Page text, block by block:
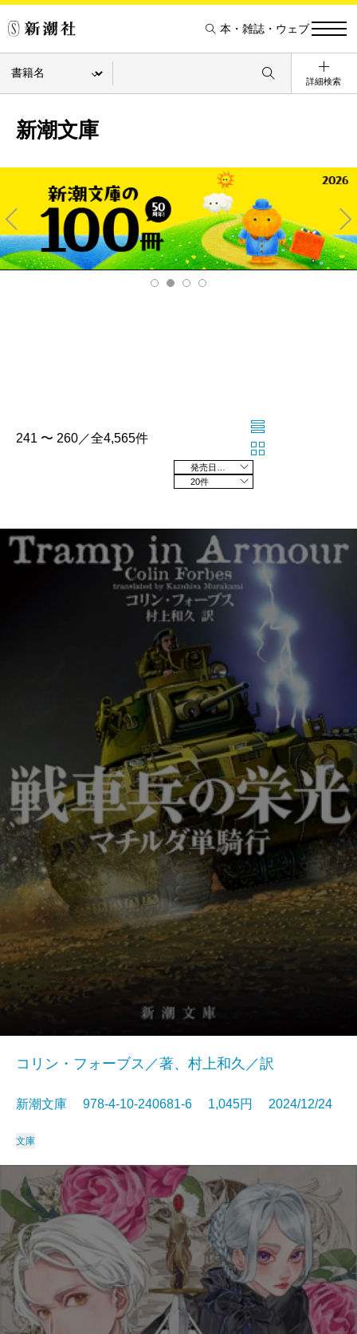
本・雑誌・ウェブ
詳細検索
新潮文庫
Pre
v
Ne
xt
241 〜 260／全4,565件
20件
コリン・フォーブス／著、村上和久／訳
新潮文庫 978-4-10-240681-6 1,045円 2024/12/24
文庫